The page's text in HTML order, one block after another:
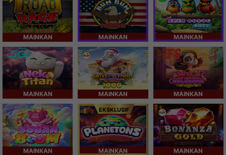
MAINKAN MAINKAN MAINKAN
MAINKAN MAINKAN MAINKAN
MAINKAN
EKSKLUSIF
MAINKAN MAINKAN